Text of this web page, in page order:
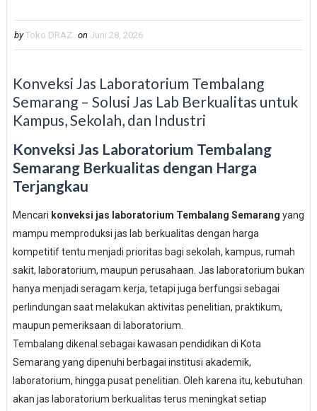
by Toko DRAZ on Juni 28, 2026
Konveksi Jas Laboratorium Tembalang
Semarang – Solusi Jas Lab Berkualitas untuk
Kampus, Sekolah, dan Industri
Konveksi Jas Laboratorium Tembalang
Semarang Berkualitas dengan Harga
Terjangkau
Mencari konveksi jas laboratorium Tembalang Semarang yang
mampu memproduksi jas lab berkualitas dengan harga
kompetitif tentu menjadi prioritas bagi sekolah, kampus, rumah
sakit, laboratorium, maupun perusahaan. Jas laboratorium bukan
hanya menjadi seragam kerja, tetapi juga berfungsi sebagai
perlindungan saat melakukan aktivitas penelitian, praktikum,
maupun pemeriksaan di laboratorium.
Tembalang dikenal sebagai kawasan pendidikan di Kota
Semarang yang dipenuhi berbagai institusi akademik,
laboratorium, hingga pusat penelitian. Oleh karena itu, kebutuhan
akan jas laboratorium berkualitas terus meningkat setiap